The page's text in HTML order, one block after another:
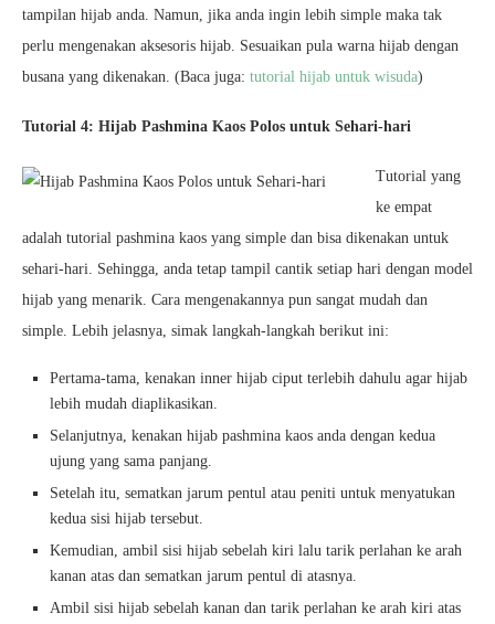
tampilan hijab anda. Namun, jika anda ingin lebih simple maka tak
perlu mengenakan aksesoris hijab. Sesuaikan pula warna hijab dengan
busana yang dikenakan. (Baca juga: tutorial hijab untuk wisuda)
Tutorial 4: Hijab Pashmina Kaos Polos untuk Sehari-hari
Tutorial yang
ke empat
adalah tutorial pashmina kaos yang simple dan bisa dikenakan untuk
sehari-hari. Sehingga, anda tetap tampil cantik setiap hari dengan model
hijab yang menarik. Cara mengenakannya pun sangat mudah dan
simple. Lebih jelasnya, simak langkah-langkah berikut ini:
Pertama-tama, kenakan inner hijab ciput terlebih dahulu agar hijab
lebih mudah diaplikasikan.
Selanjutnya, kenakan hijab pashmina kaos anda dengan kedua
ujung yang sama panjang.
Setelah itu, sematkan jarum pentul atau peniti untuk menyatukan
kedua sisi hijab tersebut.
Kemudian, ambil sisi hijab sebelah kiri lalu tarik perlahan ke arah
kanan atas dan sematkan jarum pentul di atasnya.
Ambil sisi hijab sebelah kanan dan tarik perlahan ke arah kiri atas